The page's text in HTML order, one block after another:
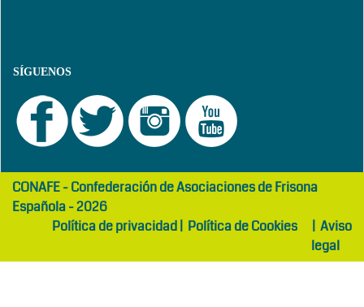
SÍGUENOS
girls
abaya
maltepe
otelCONAFE - Confederación de Asociaciones de Frisona
Española - 2026
Política de privacidad| Política de Cookies | Aviso
legal